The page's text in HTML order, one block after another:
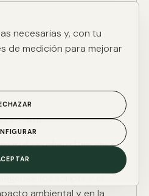
·4 MIN
medir y reducir el impacto
los scripts y el
ambiental y en la
necesarias y, con tu
de medición para mejorar